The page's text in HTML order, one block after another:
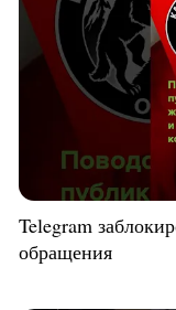
Telegram
обращения